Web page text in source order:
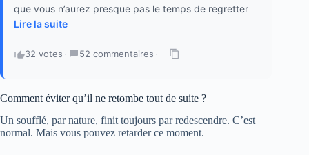
que vous n’aurez presque pas le temps de regretter
Lire la suite
32 votes · 52 commentaires ·
Comment éviter qu’il ne retombe tout de suite ?
Un soufflé, par nature, finit toujours par redescendre. C’est
normal. Mais vous pouvez retarder ce moment.